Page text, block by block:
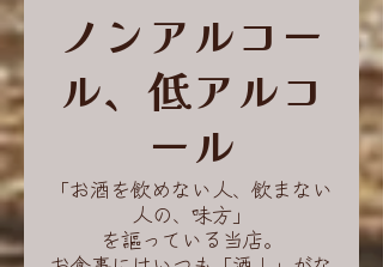
ノンアルコー
ル、低アルコ
ール
「お酒を飲めない人、飲まない
人の、味方」
を謳っている当店。